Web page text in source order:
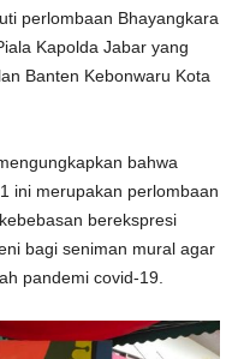
perlombaan Bhayangkara
Kapolda Jabar yang
Banten Kebonwaru Kota
bahwa
ini merupakan perlombaan
berekspresi
bagi seniman mural agar
pandemi covid-19.